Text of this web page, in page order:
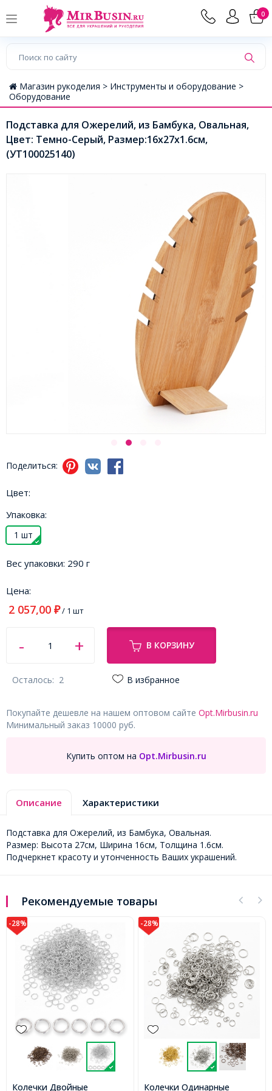
0
Магазин рукоделия > Инструменты и оборудование >
Оборудование
Подставка для Ожерелий, из Бамбука, Овальная,
Цвет: Темно-Серый, Размер:16х27х1.6см,
(УТ100025140)
Поделиться:
Цвет:
Упаковка:
1 шт
Вес упаковки: 290 г
Цена:
2 057,00 ₽/ 1 шт
В КОРЗИНУ
Осталось: 2 В избранное
Покупайте дешевле на нашем оптовом сайте Opt.Mirbusin.ru
Минимальный заказ 10000 руб.
Купить оптом на Opt.Mirbusin.ru
Описание Характеристики
Подставка для Ожерелий, из Бамбука, Овальная.
Размер: Высота 27см, Ширина 16см, Толщина 1.6см.
Подчеркнет красоту и утонченность Ваших украшений.
Рекомендуемые товары
-28%
Колечки Одинарные
-28%
Колечки Двойные